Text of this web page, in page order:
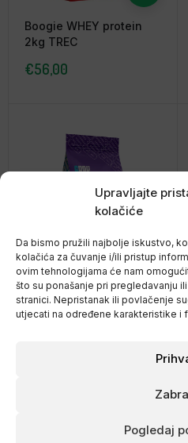
Upravljajte
kolačiće
Da bismo pružili najbolje iskustvo,
kolačića za čuvanje i/ili pristup
ovim tehnologijama će nam
što su ponašanje pri pregledavanju
stranici. Nepristanak ili povlačenje
utjecati na određene karakteristike i
Pogledaj
Boogie WHEY protein
2kg TREC
€56,00
Whey protein 908g
6PAK
€29,90